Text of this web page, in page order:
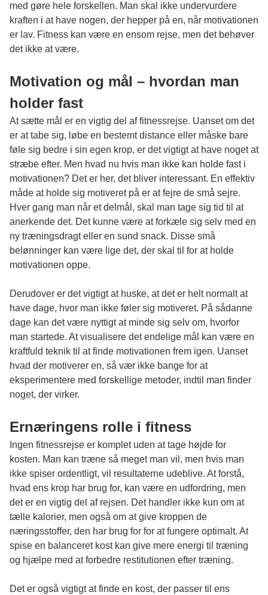
med gøre hele forskellen. Man skal ikke undervurdere
kraften i at have nogen, der hepper på en, når motivationen
er lav. Fitness kan være en ensom rejse, men det behøver
det ikke at være.
Motivation og mål – hvordan man
holder fast
At sætte mål er en vigtig del af fitnessrejse. Uanset om det
er at tabe sig, løbe en bestemt distance eller måske bare
føle sig bedre i sin egen krop, er det vigtigt at have noget at
stræbe efter. Men hvad nu hvis man ikke kan holde fast i
motivationen? Det er her, det bliver interessant. En effektiv
måde at holde sig motiveret på er at fejre de små sejre.
Hver gang man når et delmål, skal man tage sig tid til at
anerkende det. Det kunne være at forkæle sig selv med en
ny træningsdragt eller en sund snack. Disse små
belønninger kan være lige det, der skal til for at holde
motivationen oppe.
Derudover er det vigtigt at huske, at det er helt normalt at
have dage, hvor man ikke føler sig motiveret. På sådanne
dage kan det være nyttigt at minde sig selv om, hvorfor
man startede. At visualisere det endelige mål kan være en
kraftfuld teknik til at finde motivationen frem igen. Uanset
hvad der motiverer en, så vær ikke bange for at
eksperimentere med forskellige metoder, indtil man finder
noget, der virker.
Ernæringens rolle i fitness
Ingen fitnessrejse er komplet uden at tage højde for
kosten. Man kan træne så meget man vil, men hvis man
ikke spiser ordentligt, vil resultaterne udeblive. At forstå,
hvad ens krop har brug for, kan være en udfordring, men
det er en vigtig del af rejsen. Det handler ikke kun om at
tælle kalorier, men også om at give kroppen de
næringsstoffer, den har brug for for at fungere optimalt. At
spise en balanceret kost kan give mere energi til træning
og hjælpe med at forbedre restitutionen efter træning.
Det er også vigtigt at finde en kost, der passer til ens